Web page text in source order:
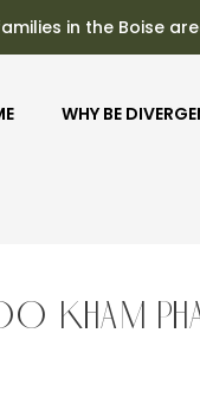
in the Boise
WHY BE
Khám